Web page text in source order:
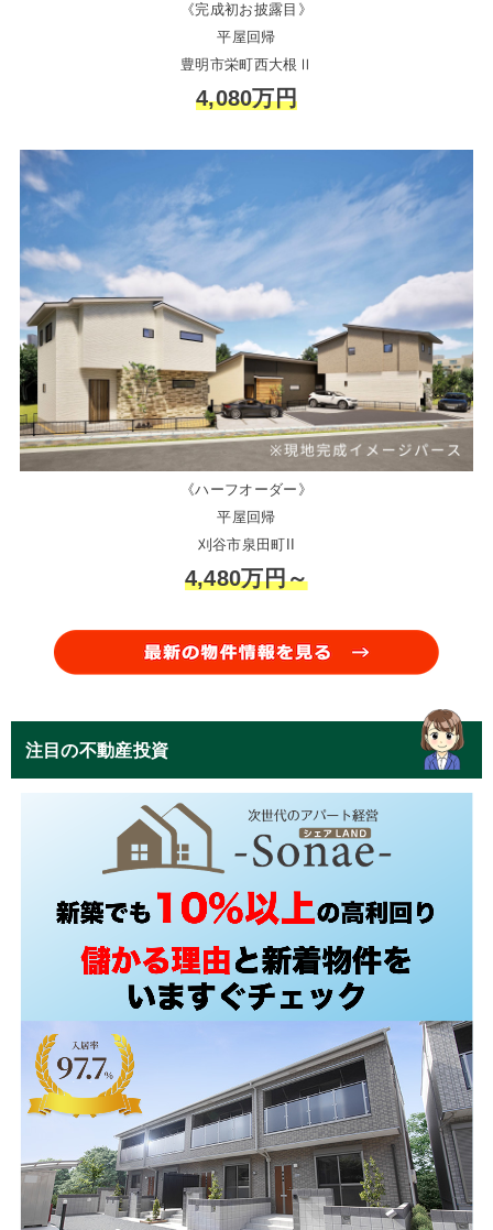
《完成初お披露目》
平屋回帰
豊明市栄町西大根Ⅱ
4,080万円
《ハーフオーダー》
平屋回帰
刈谷市泉田町II
4,480万円～
注目の不動産投資